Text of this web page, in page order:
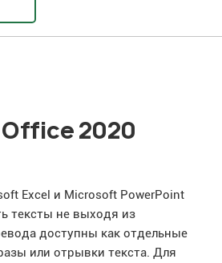
2020
Excel и Microsoft PowerPoint
тексты не выходя из
доступны как отдельные
или отрывки текста. Для